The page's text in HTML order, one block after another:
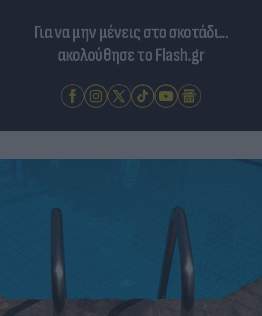
Για να μην μένεις στο σκοτάδι...
ακολούθησε το Flash.gr